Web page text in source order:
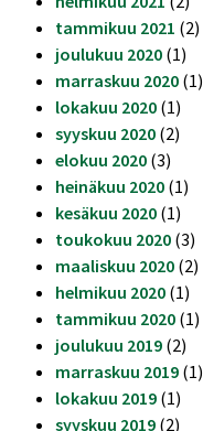
tammikuu 2021 (2)
joulukuu 2020 (1)
marraskuu 2020 (1)
lokakuu 2020 (1)
syyskuu 2020 (2)
elokuu 2020 (3)
heinäkuu 2020 (1)
kesäkuu 2020 (1)
toukokuu 2020 (3)
maaliskuu 2020 (2)
helmikuu 2020 (1)
tammikuu 2020 (1)
joulukuu 2019 (2)
marraskuu 2019 (1)
lokakuu 2019 (1)
syyskuu 2019 (2)